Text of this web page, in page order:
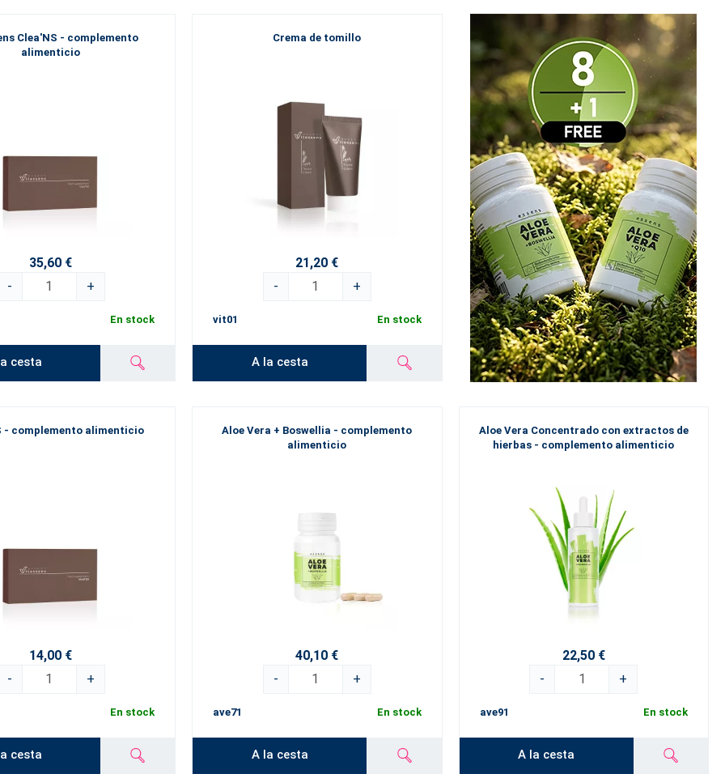
Clea'NS - complemento
alimenticio
35,60 €
-
+
En stock
cesta
Crema de tomillo
21,20 €
-
+
vit01 En stock
A la cesta
- complemento alimenticio
14,00 €
-
+
En stock
cesta
Aloe Vera + Boswellia - complemento
alimenticio
40,10 €
-
+
ave71 En stock
A la cesta
Aloe Vera Concentrado con extractos de
hierbas - complemento alimenticio
22,50 €
-
+
ave91 En stock
A la cesta